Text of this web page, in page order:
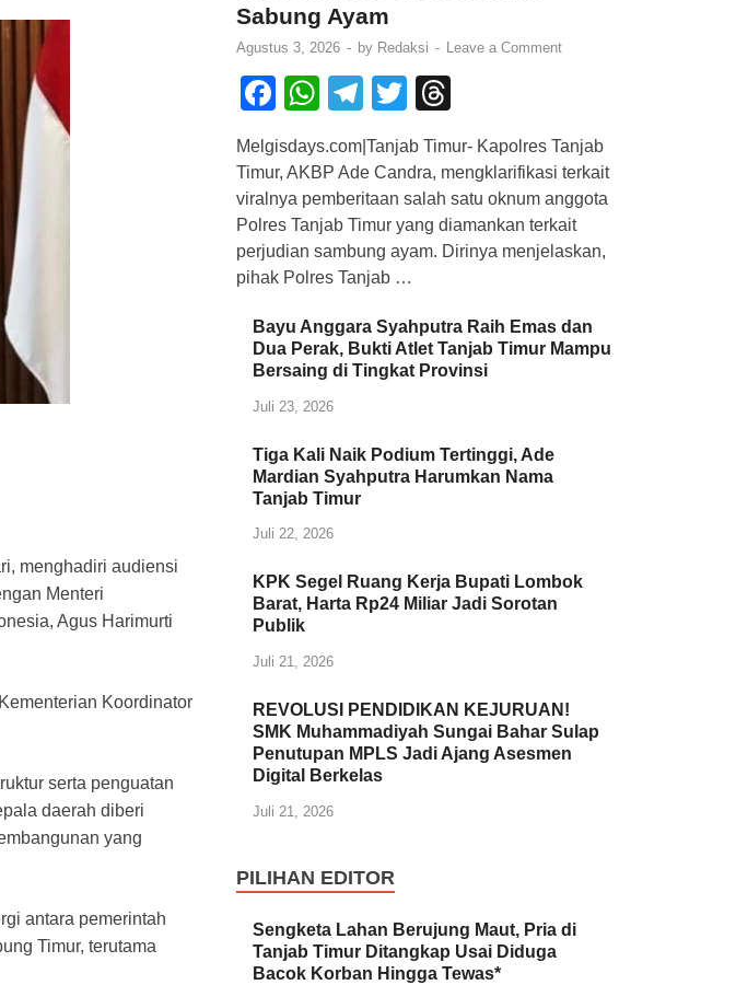
menghadiri audiensi
Menteri
Agus Harimurti
Koordinator
serta penguatan
daerah diberi
yang
antara pemerintah
Timur, terutama
Sabung Ayam
Agustus 3, 2026 - by Redaksi - Leave a Comment
F
c
e
b
o
k
W
at
s
A
p
T
e
gr
a
m
T
tt
er
e
a
d
s
Melgisdays.com|Tanjab Timur- Kapolres Tanjab
Timur, AKBP Ade Candra, mengklarifikasi terkait
viralnya pemberitaan salah satu oknum anggota
Polres Tanjab Timur yang diamankan terkait
perjudian sambung ayam. Dirinya menjelaskan,
pihak Polres Tanjab …
Bayu Anggara Syahputra Raih Emas dan
Dua Perak, Bukti Atlet Tanjab Timur Mampu
Bersaing di Tingkat Provinsi
Juli 23, 2026
Tiga Kali Naik Podium Tertinggi, Ade
Mardian Syahputra Harumkan Nama
Tanjab Timur
Juli 22, 2026
KPK Segel Ruang Kerja Bupati Lombok
Barat, Harta Rp24 Miliar Jadi Sorotan
Publik
Juli 21, 2026
REVOLUSI PENDIDIKAN KEJURUAN!
SMK Muhammadiyah Sungai Bahar Sulap
Penutupan MPLS Jadi Ajang Asesmen
Digital Berkelas
Juli 21, 2026
PILIHAN EDITOR
Sengketa Lahan Berujung Maut, Pria di
Tanjab Timur Ditangkap Usai Diduga
Bacok Korban Hingga Tewas*